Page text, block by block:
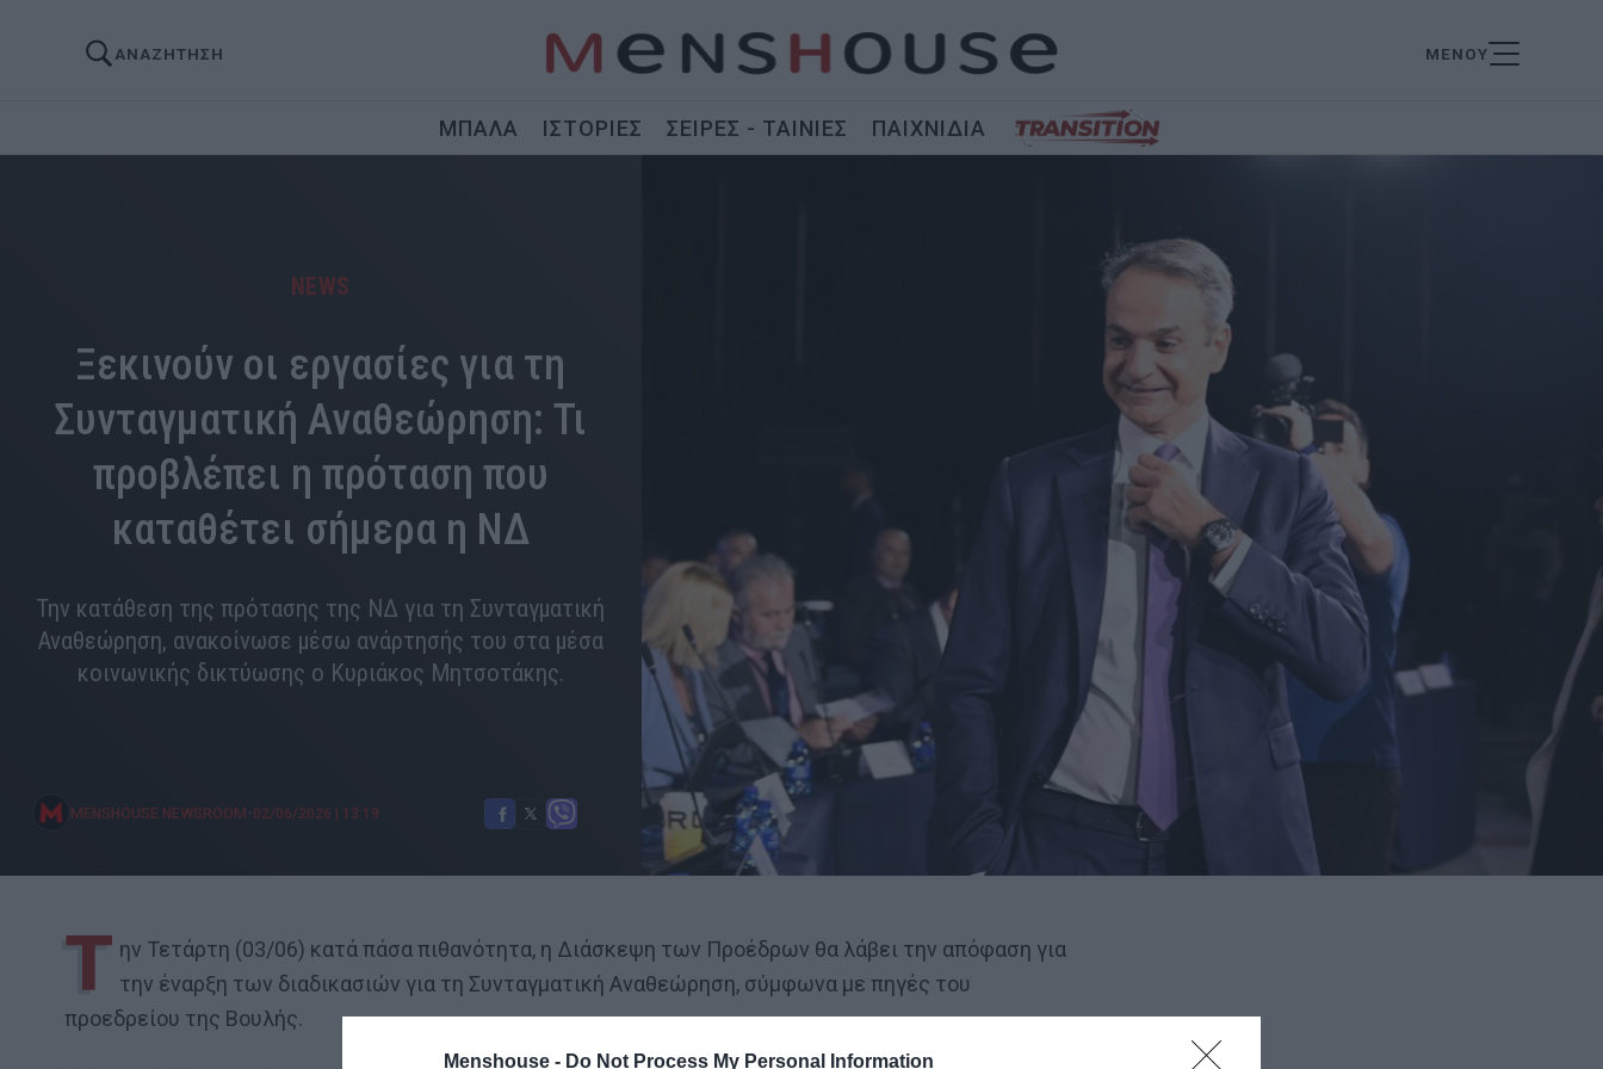
Menshouse - Do Not Process My Personal Information
ΑΝΑΖΗΤΗΣΗ ΜΕΝΟΥ
ΜΠΑΛΑ ΙΣΤΟΡΙΕΣ ΣΕΙΡΕΣ - ΤΑΙΝΙΕΣ ΠΑΙΧΝΙΔΙΑ
NEWS
Ξεκινούν οι εργασίες για τη
Συνταγματική Αναθεώρηση: Τι
προβλέπει η πρόταση που
καταθέτει σήμερα η ΝΔ
Την κατάθεση της πρότασης της ΝΔ για τη Συνταγματική
Αναθεώρηση, ανακοίνωσε μέσω ανάρτησής του στα μέσα
κοινωνικής δικτύωσης ο Κυριάκος Μητσοτάκης.
MENSHOUSE NEWSROOM 02/06/2026 | 13:19
Τ ην Τετάρτη (03/06) κατά πάσα πιθανότητα, η Διάσκεψη των Προέδρων θα λάβει την απόφαση για
την έναρξη των διαδικασιών για τη Συνταγματική Αναθεώρηση, σύμφωνα με πηγές του
προεδρείου της Βουλής.